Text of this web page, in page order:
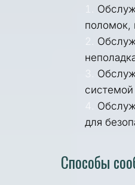
поломок,
системой
для
Способы